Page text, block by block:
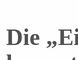
Die